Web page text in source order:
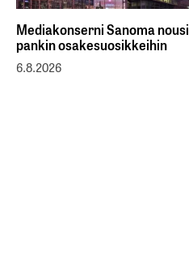
Mediakonserni Sanoma nousi
pankin osakesuosikkeihin
6.8.2026